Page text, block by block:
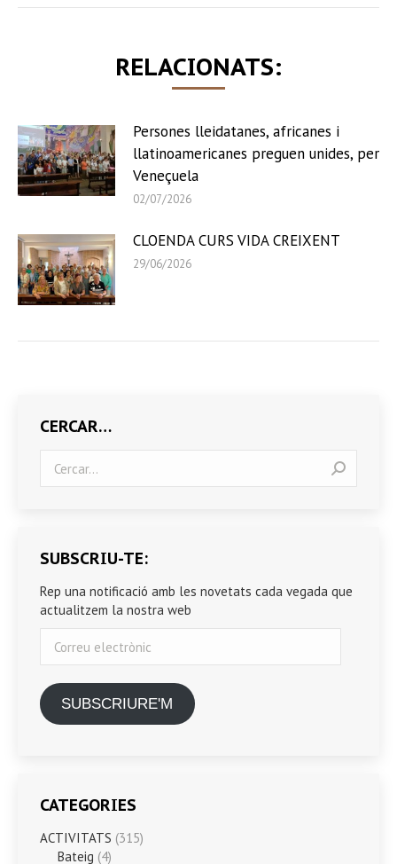
RELACIONATS:
Persones lleidatanes, africanes i
llatinoamericanes preguen unides, per
Veneçuela
02/07/2026
CLOENDA CURS VIDA CREIXENT
29/06/2026
CERCAR…
SUBSCRIU-TE:
Rep una notificació amb les novetats cada vegada que
actualitzem la nostra web
electrònic
SUBSCRIURE'M
CATEGORIES
ACTIVITATS (315)
Bateig (4)